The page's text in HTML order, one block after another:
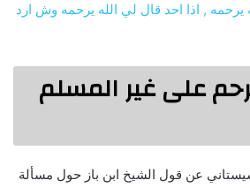
يرحمه , اذا احد قال لي الله يرحمه وش ارد
على غير المسلم
عن قول الشيخ ابن باز حول مسألة